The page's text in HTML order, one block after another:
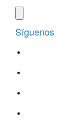
Síguenos